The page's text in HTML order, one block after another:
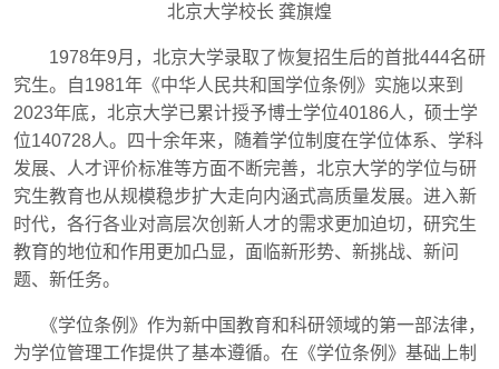
北京大学校长 龚旗煌
1978年9月，北京大学录取了恢复招生后的首批444名研
究生。自1981年《中华人民共和国学位条例》实施以来到
2023年底，北京大学已累计授予博士学位40186人，硕士学
位140728人。四十余年来，随着学位制度在学位体系、学科
发展、人才评价标准等方面不断完善，北京大学的学位与研
究生教育也从规模稳步扩大走向内涵式高质量发展。进入新
时代，各行各业对高层次创新人才的需求更加迫切，研究生
教育的地位和作用更加凸显，面临新形势、新挑战、新问
题、新任务。
《学位条例》作为新中国教育和科研领域的第一部法律，
为学位管理工作提供了基本遵循。在《学位条例》基础上制